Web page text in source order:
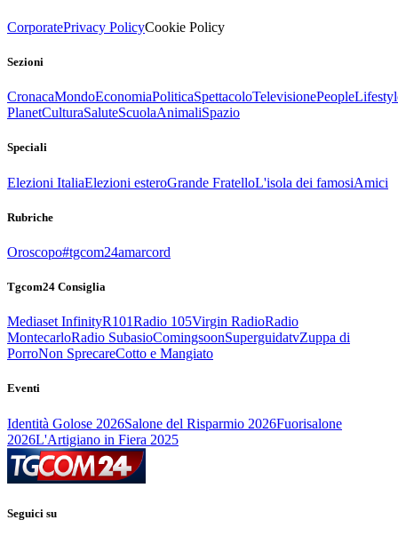
CorporatePrivacy PolicyCookie Policy
Sezioni
CronacaMondoEconomiaPoliticaSpettacoloTelevisionePeople
PlanetCulturaSaluteScuolaAnimaliSpazio
Speciali
Elezioni ItaliaElezioni esteroGrande FratelloL'isola dei famosiAmici
Rubriche
Oroscopo#tgcom24amarcord
Tgcom24 Consiglia
Mediaset InfinityR101Radio 105Virgin RadioRadio
MontecarloRadio SubasioComingsoonSuperguidatvZuppa di
PorroNon SprecareCotto e Mangiato
Eventi
Identità Golose 2026Salone del Risparmio 2026Fuorisalone
2026L'Artigiano in Fiera 2025
Seguici su